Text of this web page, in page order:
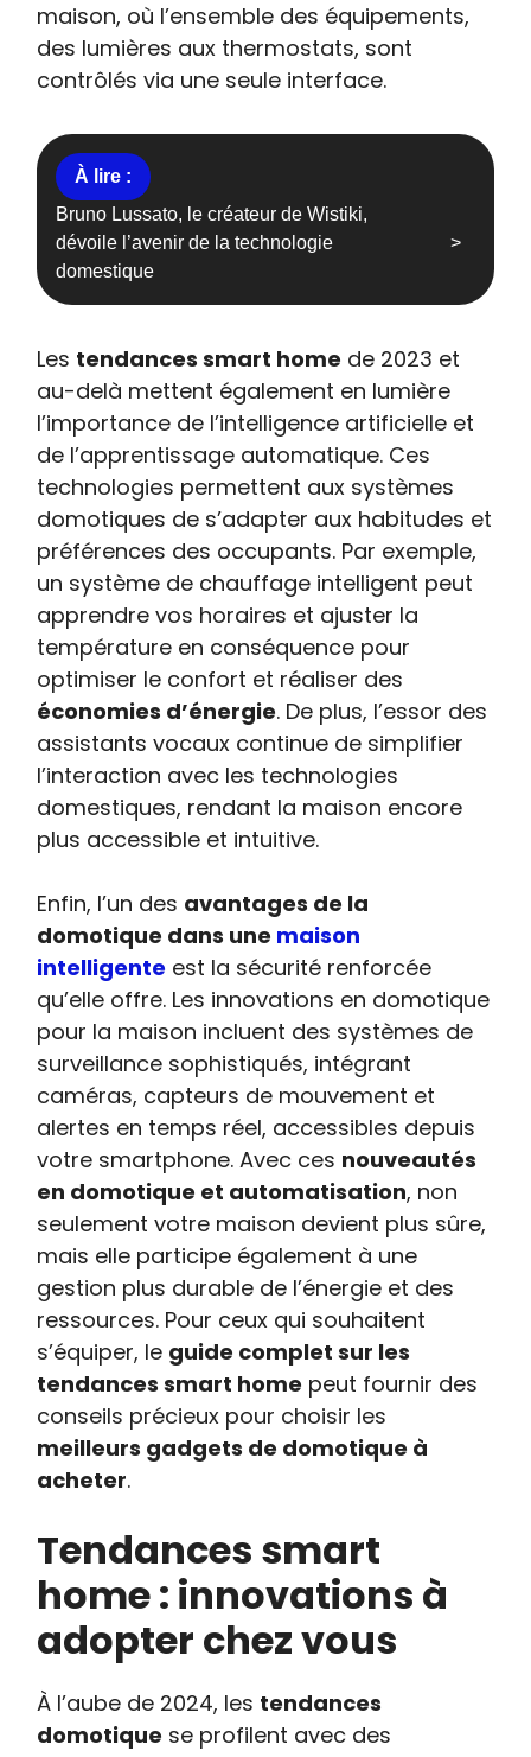
maison, où l’ensemble des équipements,
des lumières aux thermostats, sont
contrôlés via une seule interface.
Bruno Lussato, le créateur de Wistiki,
dévoile l’avenir de la technologie
domestique
Les tendances smart home de 2023 et
au-delà mettent également en lumière
l’importance de l’intelligence artificielle et
de l’apprentissage automatique. Ces
technologies permettent aux systèmes
domotiques de s’adapter aux habitudes et
préférences des occupants. Par exemple,
un système de chauffage intelligent peut
apprendre vos horaires et ajuster la
température en conséquence pour
optimiser le confort et réaliser des
économies d’énergie. De plus, l’essor des
assistants vocaux continue de simplifier
l’interaction avec les technologies
domestiques, rendant la maison encore
plus accessible et intuitive.
Enfin, l’un des avantages de la
domotique dans une maison
intelligente est la sécurité renforcée
qu’elle offre. Les innovations en domotique
pour la maison incluent des systèmes de
surveillance sophistiqués, intégrant
caméras, capteurs de mouvement et
alertes en temps réel, accessibles depuis
votre smartphone. Avec ces nouveautés
en domotique et automatisation, non
seulement votre maison devient plus sûre,
mais elle participe également à une
gestion plus durable de l’énergie et des
ressources. Pour ceux qui souhaitent
s’équiper, le guide complet sur les
tendances smart home peut fournir des
conseils précieux pour choisir les
meilleurs gadgets de domotique à
acheter.
Tendances smart
home : innovations à
adopter chez vous
À l’aube de 2024, les tendances
domotique se profilent avec des